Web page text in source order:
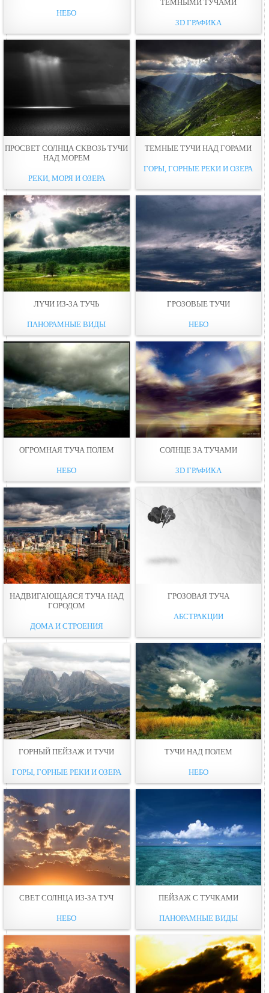
НЕБО
ТЕМНЫМИ ТУЧАМИ
3D ГРАФИКА
ПРОСВЕТ СОЛНЦА СКВОЗЬ ТУЧИ
НАД МОРЕМ
РЕКИ, МОРЯ И ОЗЕРА
ТЕМНЫЕ ТУЧИ НАД ГОРАМИ
ГОРЫ, ГОРНЫЕ РЕКИ И ОЗЕРА
ЛYЧИ ИЗ-ЗА ТУЧЬ
ПАНОРАМНЫЕ ВИДЫ
ГРОЗОВЫЕ ТУЧИ
НЕБО
ОГРОМНАЯ ТУЧА ПОЛЕМ
НЕБО
СОЛНЦЕ ЗА ТУЧАМИ
3D ГРАФИКА
НАДВИГАЮЩАЯСЯ ТУЧА НАД
ГОРОДОМ
ДОМА И СТРОЕНИЯ
ГРОЗОВАЯ ТУЧА
АБСТРАКЦИИ
ГОРНЫЙ ПЕЙЗАЖ И ТУЧИ
ГОРЫ, ГОРНЫЕ РЕКИ И ОЗЕРА
ТУЧИ НАД ПОЛЕМ
НЕБО
СВЕТ СОЛНЦА ИЗ-ЗА ТУЧ
НЕБО
ПЕЙЗАЖ С ТУЧКАМИ
ПАНОРАМНЫЕ ВИДЫ